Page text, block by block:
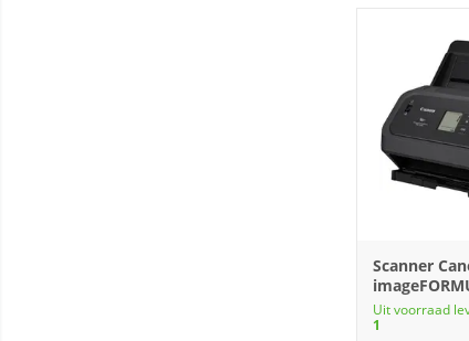
Scanner
Uit voorraad
1